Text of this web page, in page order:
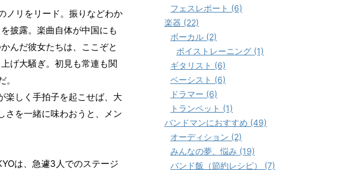
ノリをリード。振りなどわか
を披露。楽曲自体が中国にも
んだ彼女たちは、ここぞと
げ大騒ぎ。初見も常連も関
。
楽しく手拍子を起こせば、大
さを一緒に味わおうと、メン
は、急遽3 人でのステージ
フェスレポート (6)
楽器 (22)
ボーカル (2)
ボイストレーニング (1)
ギタリスト (6)
ベーシスト (6)
ドラマー (6)
トランペット (1)
バンドマンにおすすめ (49)
オーディション (2)
みんなの夢、悩み (19)
バンド飯（節約レシピ） (7)